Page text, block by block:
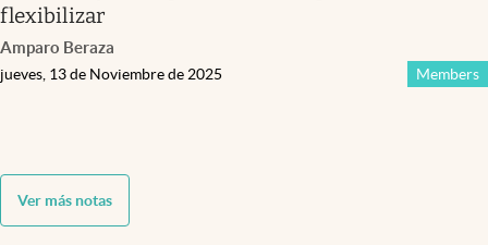
flexibilizar
Amparo Beraza
Members
jueves, 13 de Noviembre de 2025
Ver más notas